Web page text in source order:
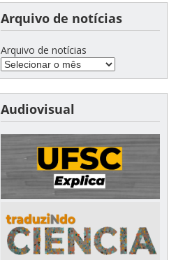
Arquivo de notícias
Arquivo de notícias
Audiovisual